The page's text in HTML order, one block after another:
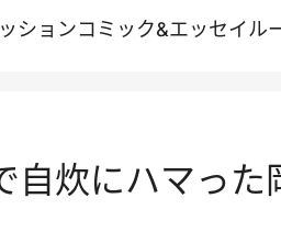
ションコミック&エッセイル
炊にハマった